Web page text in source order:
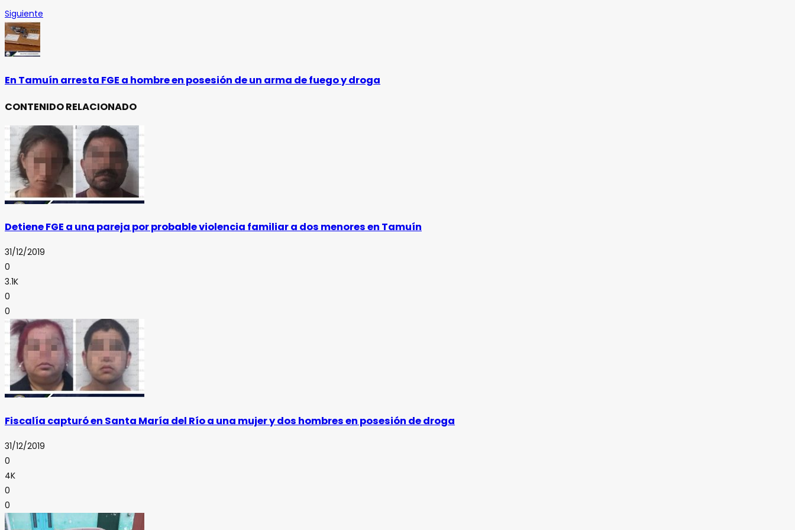
Siguiente
En Tamuín arresta FGE a hombre en posesión de un arma de fuego y droga
CONTENIDO RELACIONADO
Detiene FGE a una pareja por probable violencia familiar a dos menores en Tamuín
31/12/2019
0
3.1K
0
0
Fiscalía capturó en Santa María del Río a una mujer y dos hombres en posesión de droga
31/12/2019
0
4K
0
0